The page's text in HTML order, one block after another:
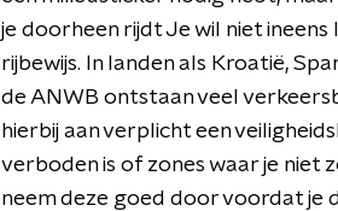
je doorheen rijdt Je wil niet
rijbewijs. In landen als Kroatië,
de ANWB ontstaan veel
hierbij aan verplicht een
verboden is of zones waar je niet
neem deze goed door voordat je